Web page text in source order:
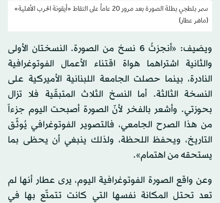
سمر بلطجي بطلة الصورة بعد مرور 20 عاماً على التقاط «أيقونة الحرب الأهلية»
(ماهر عطار)
ويضيف: «أنجزتُ 6 نسخ من الصورة. النسختان الأولى
والثانية اشتراهما هواة اقتناء الأعمال الفوتوغرافية
النادرة، بينما حصلت الجامعة اللبنانية الأميركية على
النسخة الثالثة. أما النسخ الثلاث المتبقّية فلا تزال
بحوزتي. وأشعر بالفخر لأنّ الصورة أصبحت اليوم جزءاً
من هذا الصرح الجامعي، فالتصوير الفوتوغرافي يُوثّق
التاريخ، ويحفظ اللحظة، ولذلك ينبغي أن يحظى بما
يستحقه من اهتمام».
وعن واقع الصورة الفوتوغرافية اليوم، يرى عطار أنها لم
تعد تحتل المكانة نفسها التي كانت تتمتّع بها في